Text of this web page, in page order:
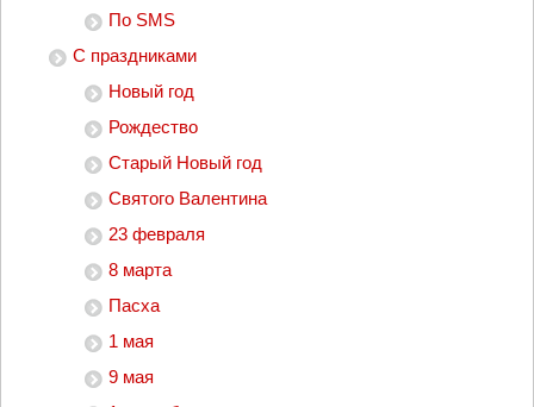
По SMS
С праздниками
Новый год
Рождество
Старый Новый год
Святого Валентина
23 февраля
8 марта
Пасха
1 мая
9 мая